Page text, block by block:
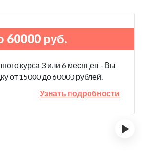
60000 руб.
курса 3 или 6 месяцев - Вы
от 15000 до 60000 рублей.
Узнать подробности
›